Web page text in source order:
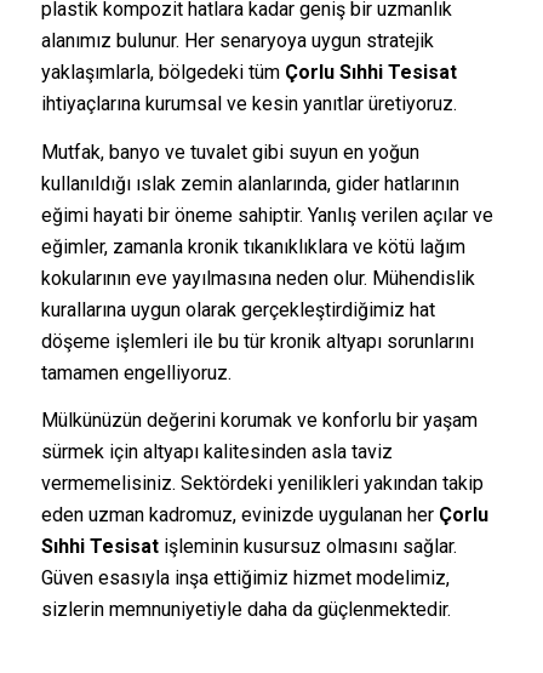
plastik kompozit hatlara kadar geniş bir uzmanlık
alanımız bulunur. Her senaryoya uygun stratejik
yaklaşımlarla, bölgedeki tüm Çorlu Sıhhi Tesisat
ihtiyaçlarına kurumsal ve kesin yanıtlar üretiyoruz.
Mutfak, banyo ve tuvalet gibi suyun en yoğun
kullanıldığı ıslak zemin alanlarında, gider hatlarının
eğimi hayati bir öneme sahiptir. Yanlış verilen açılar ve
eğimler, zamanla kronik tıkanıklıklara ve kötü lağım
kokularının eve yayılmasına neden olur. Mühendislik
kurallarına uygun olarak gerçekleştirdiğimiz hat
döşeme işlemleri ile bu tür kronik altyapı sorunlarını
tamamen engelliyoruz.
Mülkünüzün değerini korumak ve konforlu bir yaşam
sürmek için altyapı kalitesinden asla taviz
vermemelisiniz. Sektördeki yenilikleri yakından takip
eden uzman kadromuz, evinizde uygulanan her Çorlu
Sıhhi Tesisatişleminin kusursuz olmasını sağlar.
Güven esasıyla inşa ettiğimiz hizmet modelimiz,
sizlerin memnuniyetiyle daha da güçlenmektedir.